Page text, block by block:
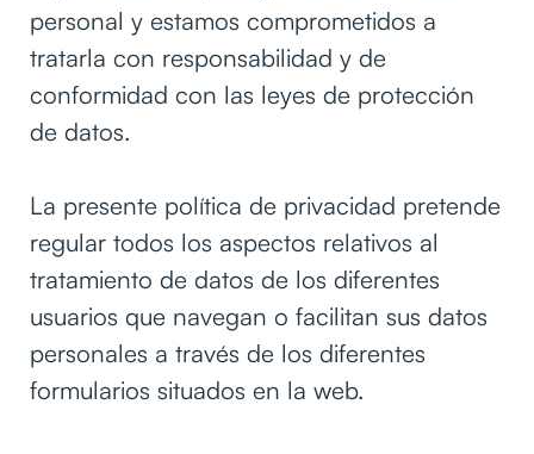
personal y estamos comprometidos a
tratarla con responsabilidad y de
conformidad con las leyes de protección
de datos.
La presente política de privacidad pretende
regular todos los aspectos relativos al
tratamiento de datos de los diferentes
usuarios que navegan o facilitan sus datos
personales a través de los diferentes
formularios situados en la web.